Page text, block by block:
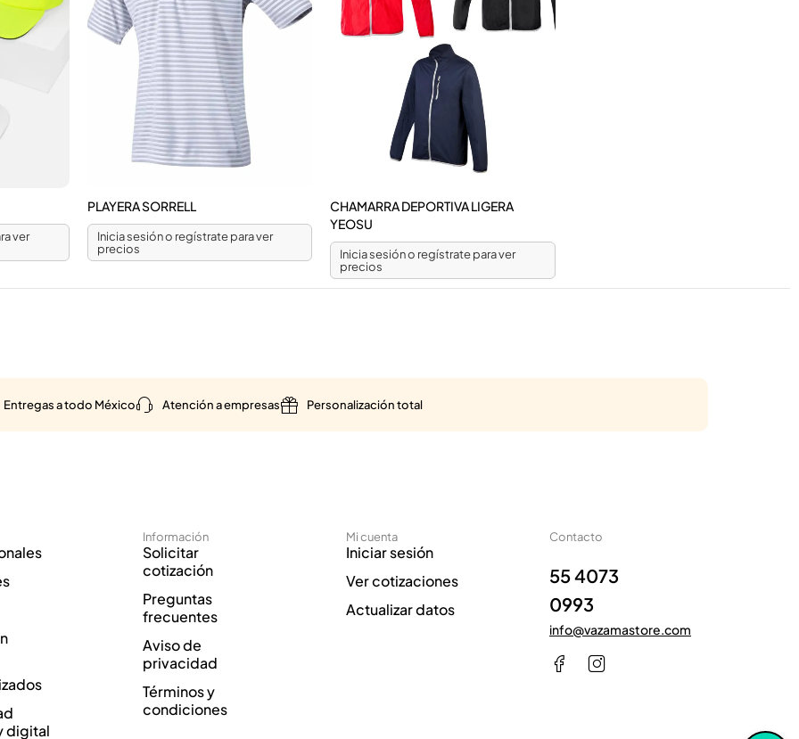
ver
PLAYERA SORRELL
Inicia sesión o regístrate para ver
precios
CHAMARRA DEPORTIVA LIGERA
YEOSU
Inicia sesión o regístrate para ver
precios
Entregas a todo México Atención a empresas Personalización total
digital
Información
Solicitar
cotización
Preguntas
frecuentes
Aviso de
privacidad
Términos y
condiciones
Mi cuenta
Iniciar sesión
Ver cotizaciones
Actualizar datos
Contacto
55 4073
0993
info@vazamastore.com